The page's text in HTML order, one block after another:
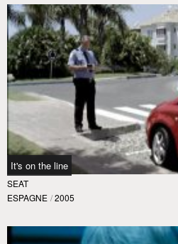
It's on the line
SEAT
ESPAGNE / 2005